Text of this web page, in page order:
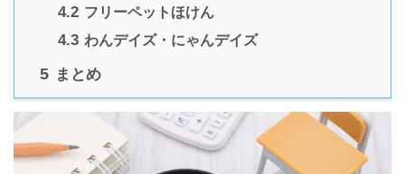
4.2 フリーペットほけん
4.3 わんデイズ・にゃんデイズ
5 まとめ